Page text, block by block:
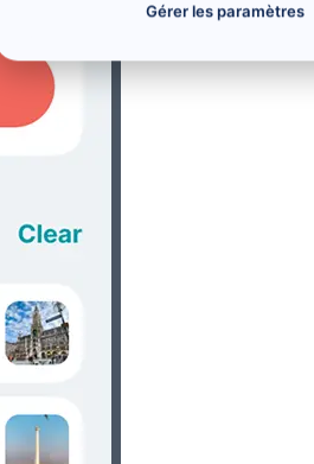
Gérer les paramètres